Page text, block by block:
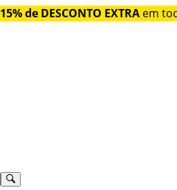
15% de DESCONTO EXTRA em